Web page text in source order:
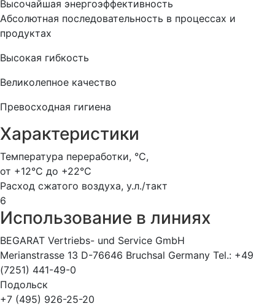
Высочайшая энергоэффективность
Абсолютная последовательность в процессах и
продуктах
Высокая гибкость
Великолепное качество
Превосходная гигиена
Характеристики
Температура переработки, °C,
от +12°С до +22°С
Расход сжатого воздуха, у.л./такт
6
Использование в линиях
BEGARAT Vertriebs- und Service GmbH
Merianstrasse 13 D-76646 Bruchsal Germany Tel.: +49
(7251) 441-49-0
Подольск
+7 (495) 926-25-20